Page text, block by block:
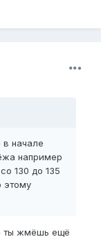
начале
например
130 до 135
этому
ты жмёшь ещё